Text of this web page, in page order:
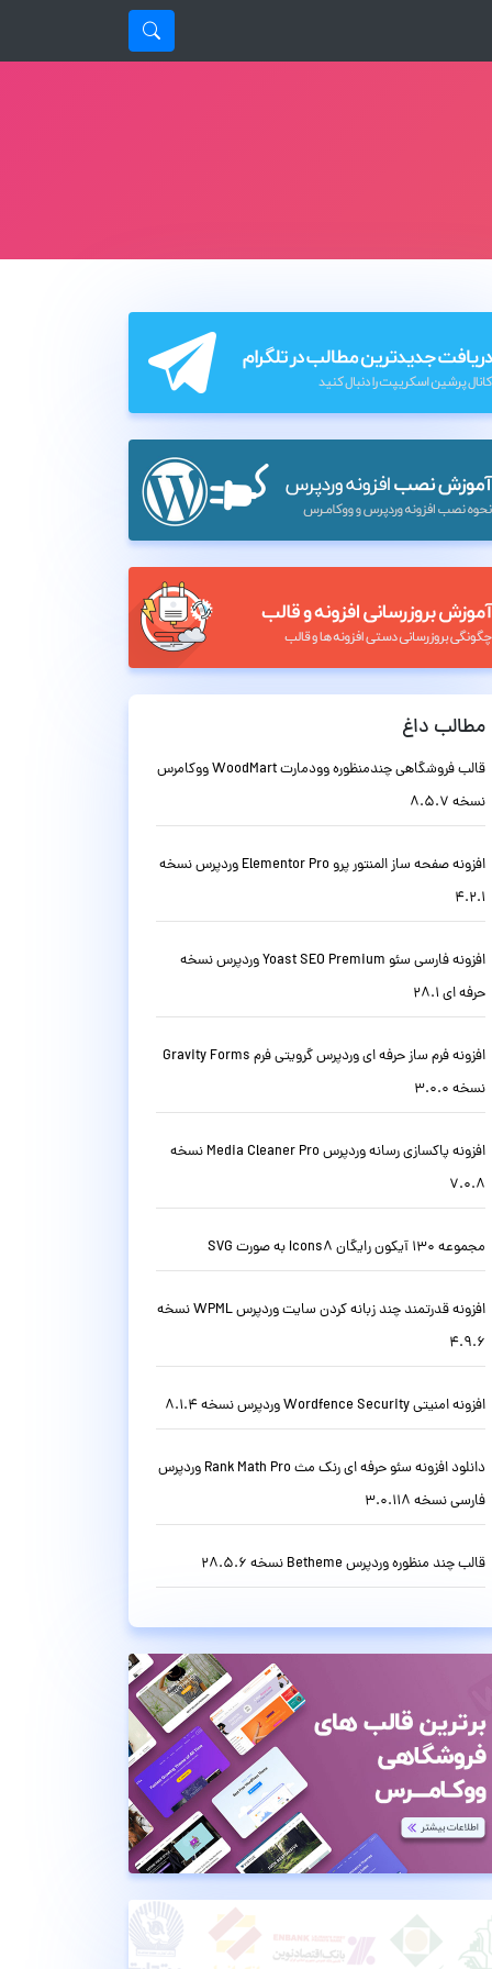
مطالب داغ
قالب فروشگاهی چندمنظوره وودمارت WoodMart ووکامرس
نسخه 8.5.7
افزونه صفحه ساز المنتور پرو Elementor Pro وردپرس نسخه
4.2.1
افزونه فارسی سئو Yoast SEO Premium وردپرس نسخه
حرفه ای 28.1
افزونه فرم ساز حرفه ای وردپرس گرویتی فرم Gravity Forms
نسخه 3.0.0
افزونه پاکسازی رسانه وردپرس Media Cleaner Pro نسخه
7.0.8
مجموعه 130 آیکون رایگان Icons8 به صورت SVG
افزونه قدرتمند چند زبانه کردن سایت وردپرس WPML نسخه
4.9.6
افزونه امنیتی Wordfence Security وردپرس نسخه 8.1.4
دانلود افزونه سئو حرفه ای رنک مث Rank Math Pro وردپرس
فارسی نسخه 3.0.118
قالب چند منظوره وردپرس Betheme نسخه 28.5.6